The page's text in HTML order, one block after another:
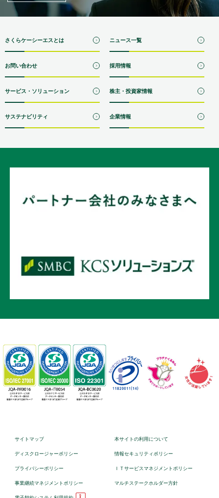
さくらケーシーエスとは ニュース一覧
お問い合わせ 採用情報
サービス・ソリューション 株主・投資家情報
サステナビリティ 企業情報
サイトマップ 本サイトの利用について
ディスクロージャーポリシー 情報セキュリティポリシー
プライバシーポリシー ＩＴサービスマネジメントポリシー
事業継続マネジメントポリシー マルチステークホルダー方針